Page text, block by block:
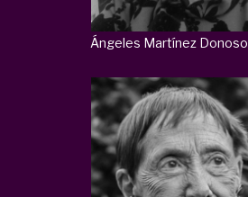
Ángeles Martínez Donoso